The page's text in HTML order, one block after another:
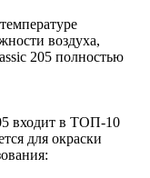
воздуха,
205 полностью
входит в ТОП-10
для окраски